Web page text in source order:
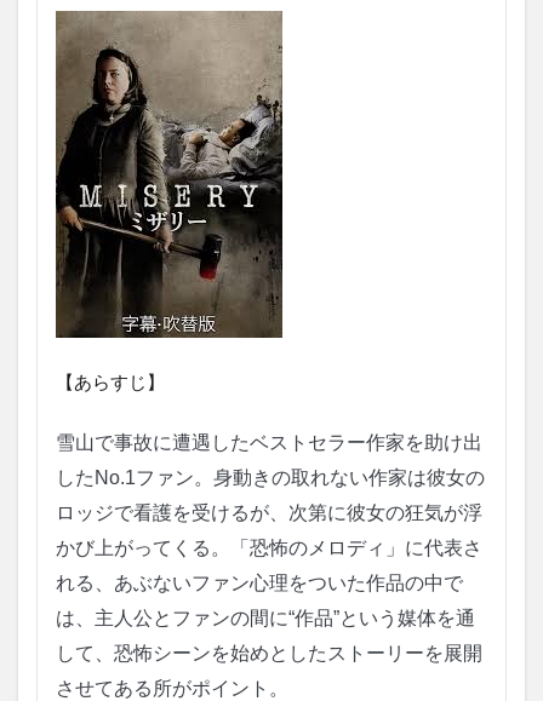
【あらすじ】
雪山で事故に遭遇したベストセラー作家を助け出
したNo.1ファン。身動きの取れない作家は彼女の
ロッジで看護を受けるが、次第に彼女の狂気が浮
かび上がってくる。「恐怖のメロディ」に代表さ
れる、あぶないファン心理をついた作品の中で
は、主人公とファンの間に“作品”という媒体を通
して、恐怖シーンを始めとしたストーリーを展開
させてある所がポイント。